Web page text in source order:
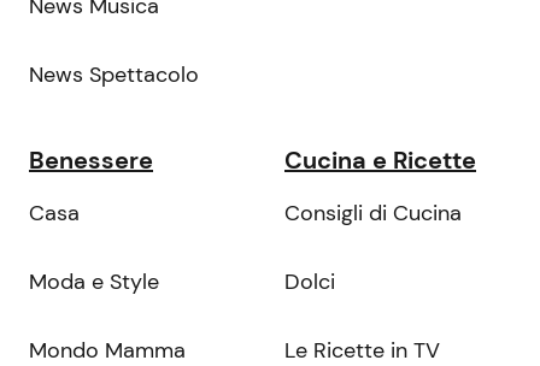
News Spettacolo
Benessere
Casa
Moda e Style
Mondo Mamma
Cucina e Ricette
Consigli di Cucina
Dolci
Le Ricette in TV